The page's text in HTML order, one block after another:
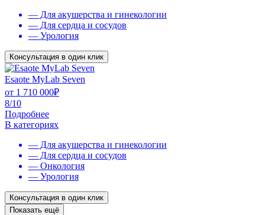
— Для акушерства и гинекологии
— Для сердца и сосудов
— Урология
Консультация в один клик
Esaote MyLab Seven
от 1 710 000₽
8/10
Подробнее
В категориях
— Для акушерства и гинекологии
— Для сердца и сосудов
— Онкология
— Урология
Консультация в один клик
Показать ещё